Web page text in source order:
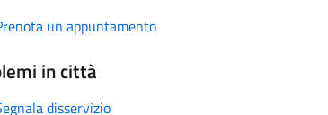
un appuntamento
in città
disservizio